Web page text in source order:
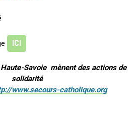
ICI
Savoie mènent des actions de
solidarité
www.secours-catholique.org